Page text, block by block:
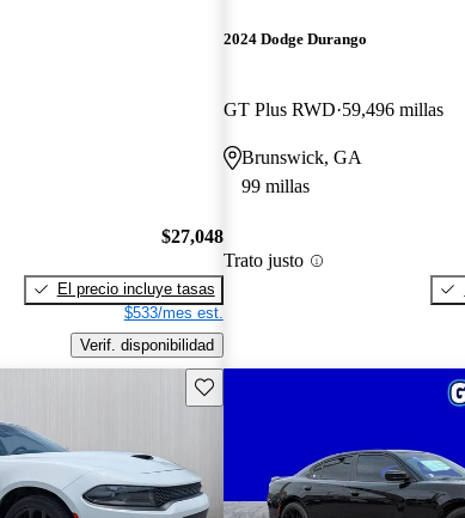
$27,048
El precio incluye tasas
$533/mes est.
Verif. disponibilidad
2024 Dodge Durango
GT Plus RWD 59,496 millas
Brunswick, GA
99 millas
Trato justo
Guarda este Aviso